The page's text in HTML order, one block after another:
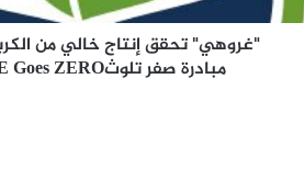
ح
"غروهي" تحقق إنتاج خالي من
مبادرة صفر تلوثGROHE Goes ZERO